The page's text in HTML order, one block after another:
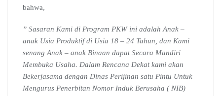
bahwa,
” Sasaran Kami di Program PKW ini adalah Anak –
anak Usia Produktif di Usia 18 – 24 Tahun, dan Kami
senang Anak – anak Binaan dapat Secara Mandiri
Membuka Usaha. Dalam Rencana Dekat kami akan
Bekerjasama dengan Dinas Perijinan satu Pintu Untuk
Mengurus Penerbitan Nomor Induk Berusaha ( NIB)